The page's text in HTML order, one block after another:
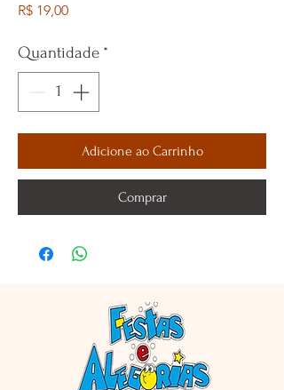
R$ 19,00Preço
Quantidade *
Adicione ao Carrinho
Comprar